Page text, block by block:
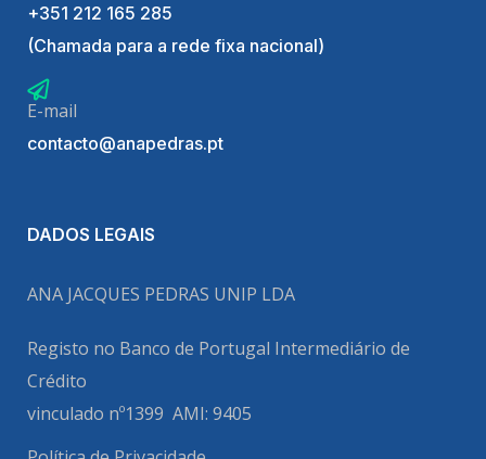
+351 212 165 285
(Chamada para a rede fixa nacional)
E-mail
contacto@anapedras.pt
DADOS LEGAIS
ANA JACQUES PEDRAS UNIP LDA
Registo no Banco de Portugal Intermediário de
Crédito
vinculado nº1399 AMI: 9405